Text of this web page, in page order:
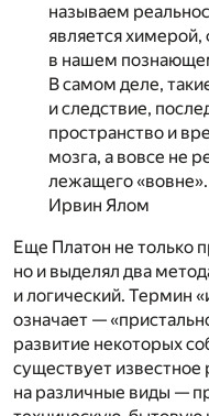
называем
является
в нашем
В самом деле,
и следствие,
пространство и
мозга, а вовсе не
лежащего «вовне».
Ирвин Ялом
Еще Платон не только
но и выделял два
и логический. Термин
означает —
развитие некоторых
существует известное
на различные виды —